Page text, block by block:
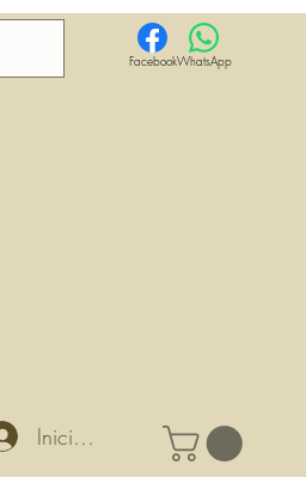
FacebookWhatsApp
Iniciar sesión